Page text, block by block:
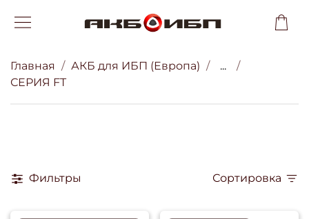
Главная АКБ для ИБП (Европа)
...
СЕРИЯ FT
Фильтры Сортировка